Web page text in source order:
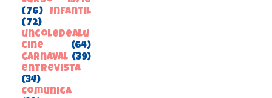
(76)
Infantil
(72)
uncoledealu
cine
(64)
carnaval (39)
entrevista
(34)
ComunicA